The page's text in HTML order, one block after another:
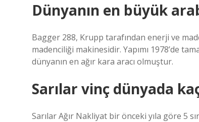
Dünyanın en büyük
Bagger 288, Krupp tarafından enerji ve
madenciliği makinesidir. Yapımı 1978’de
dünyanın en ağır kara aracı olmuştur.
Sarılar vinç dünyada
Sarılar Ağır Nakliyat bir önceki yıla göre 5